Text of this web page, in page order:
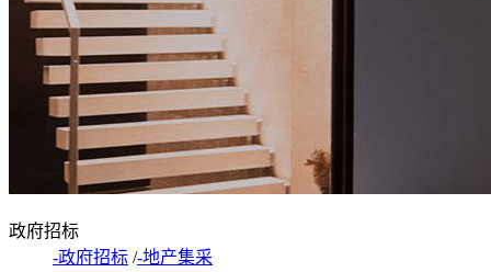
政府招标
-政府招标 /-地产集采